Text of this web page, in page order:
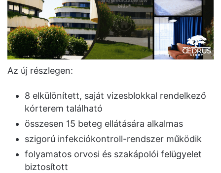
Az új részlegen:
8 elkülönített, saját vizesblokkal rendelkező
kórterem található
összesen 15 beteg ellátására alkalmas
szigorú infekciókontroll-rendszer működik
folyamatos orvosi és szakápolói felügyelet
biztosított